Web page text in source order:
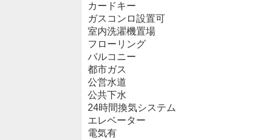
カードキー
ガスコンロ設置可
室内洗濯機置場
フローリング
バルコニー
都市ガス
公営水道
公共下水
24時間換気システム
エレベーター
電気有